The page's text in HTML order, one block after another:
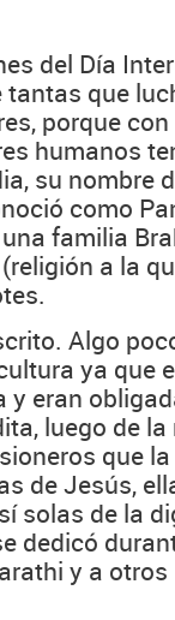
del Día
que
porque
humanos
su nombre
como
familia
a la
Algo
ya que
eran
luego de
que
de Jesús,
solas de la
dedicó
y a